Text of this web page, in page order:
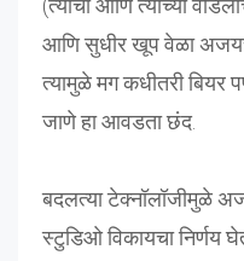
(त्याचा आणि त्याच्या
आणि सुधीर खूप वेळा
त्यामुळे मग कधीतरी बियर
जाणे हा आवडता छंद.
बदलत्या टेक्नॉलॉजीमुळे
स्टुडिओ विकायचा निर्णय